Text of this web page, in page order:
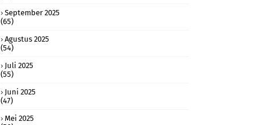
September 2025
(65)
Agustus 2025
(54)
Juli 2025
(55)
Juni 2025
(47)
Mei 2025